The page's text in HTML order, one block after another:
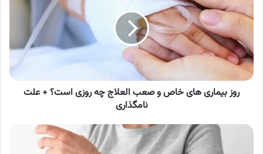
خاص
صعب
العلاج
چه
روزی
است؟
نامگذاری
روز بیماری های خاص و صعب العلاج چه روزی است؟ + علت
نامگذاری
موارد